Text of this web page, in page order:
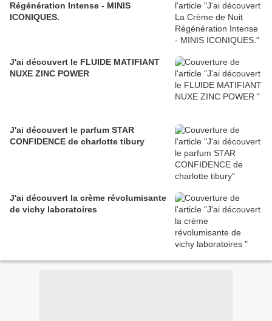
Régénération Intense - MINIS
ICONIQUES.
J'ai découvert le FLUIDE MATIFIANT
NUXE ZINC POWER
J'ai découvert le parfum STAR
CONFIDENCE de charlotte tibury
J'ai découvert la crème révolumisante
de vichy laboratoires